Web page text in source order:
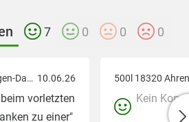
Fokus liegt auf
– Fachgerechte Umsetzung
7 0 0 0
500l 18320 Ahrenshagen-Daskow 10.06.26
vorletzten
zu einer"
Kein